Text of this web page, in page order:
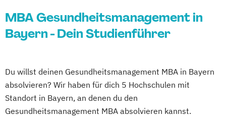
MBA Gesundheitsmanagement in
Bayern - Dein Studienführer
Du willst deinen Gesundheitsmanagement MBA in Bayern
absolvieren? Wir haben für dich 5 Hochschulen mit
Standort in Bayern, an denen du den
Gesundheitsmanagement MBA absolvieren kannst.